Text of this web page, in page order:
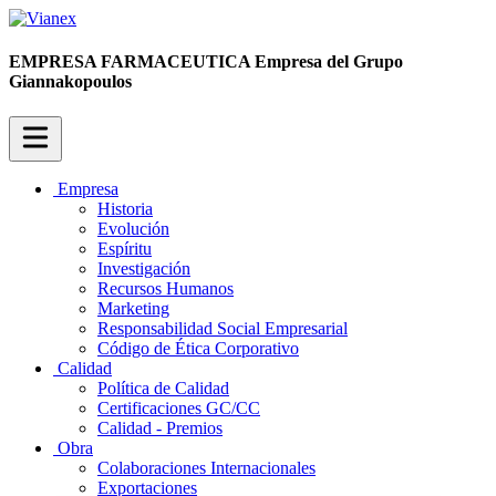
EMPRESA FARMACEUTICA Empresa del Grupo
Giannakopoulos
Empresa
Historia
Evolución
Espíritu
Investigación
Recursos Humanos
Marketing
Responsabilidad Social Empresarial
Código de Ética Corporativo
Calidad
Política de Calidad
Certificaciones GC/CC
Calidad - Premios
Obra
Colaboraciones Internacionales
Exportaciones